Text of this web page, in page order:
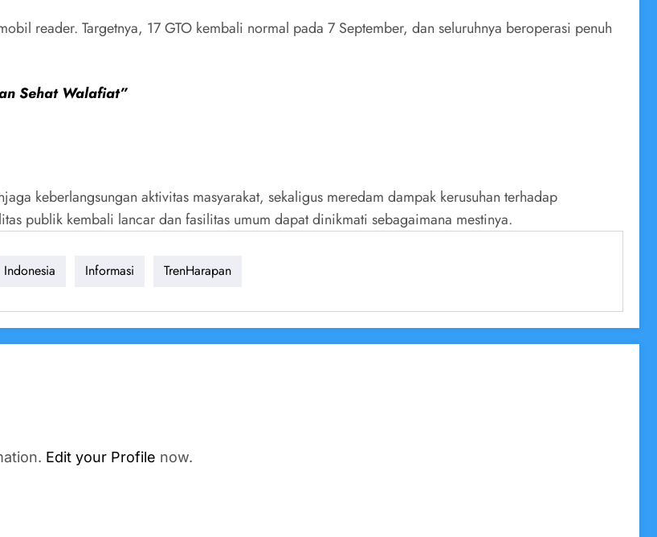
reader. Targetnya, 17 GTO kembali normal pada 7 September, dan seluruhnya beroperasi penuh
Sehat Walafiat”
keberlangsungan aktivitas masyarakat, sekaligus meredam dampak kerusuhan terhadap
publik kembali lancar dan fasilitas umum dapat dinikmati sebagaimana mestinya.
Indonesia Informasi TrenHarapan
Edit your Profile now.